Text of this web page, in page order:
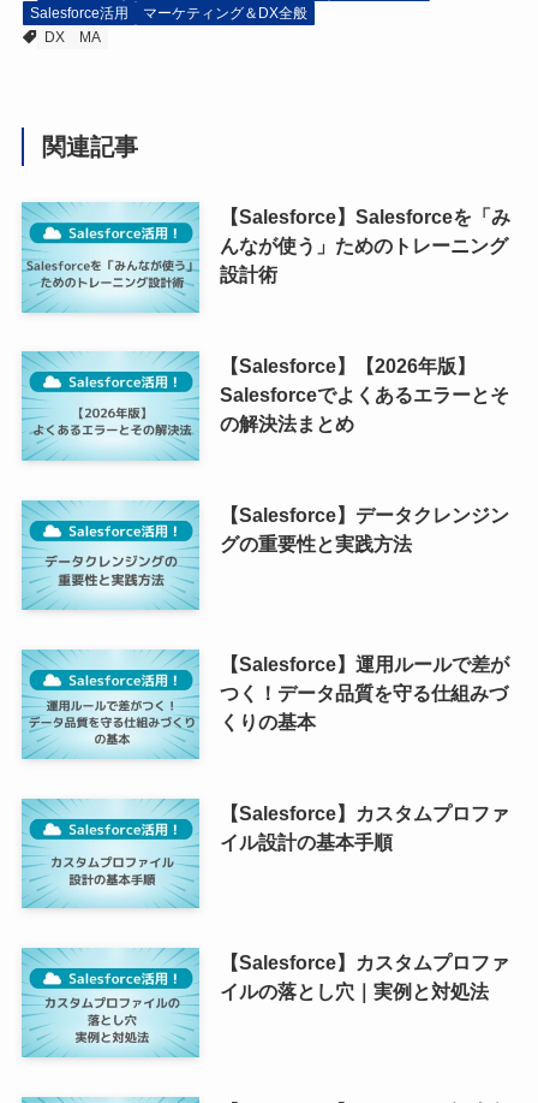
Salesforce活用
マーケティング＆DX全般
DX
MA
関連記事
【Salesforce】Salesforceを「み
んなが使う」ためのトレーニング
設計術
【Salesforce】【2026年版】
Salesforceでよくあるエラーとそ
の解決法まとめ
【Salesforce】データクレンジン
グの重要性と実践方法
【Salesforce】運用ルールで差が
つく！データ品質を守る仕組みづ
くりの基本
【Salesforce】カスタムプロファ
イル設計の基本手順
【Salesforce】カスタムプロファ
イルの落とし穴｜実例と対処法